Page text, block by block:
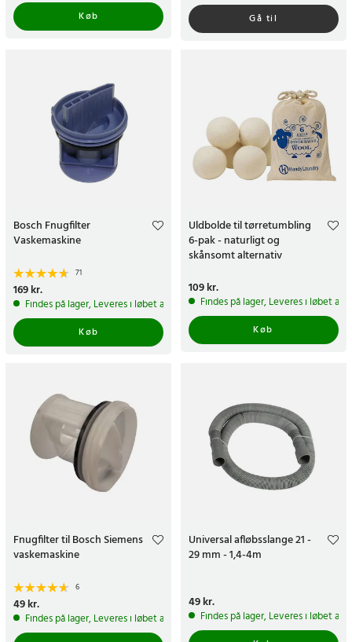
Køb
Gå til
Bosch Fnugfilter
Vaskemaskine
71
Pris:169 kr.
169 kr.
Findes på lager, Leveres i løbet af 1-2 hverdage
Køb
Uldbolde til tørretumbling
6-pak - naturligt og
skånsomt alternativ
Pris:109 kr.
109 kr.
Findes på lager, Leveres i løbet af
Køb
Fnugfilter til Bosch Siemens
vaskemaskine
6
Pris:49 kr.
49 kr.
Findes på lager, Leveres i løbet af 1-2 hverdage
Universal afløbsslange 21 -
29 mm - 1,4-4m
Pris:49 kr.
49 kr.
Findes på lager, Leveres i løbet af